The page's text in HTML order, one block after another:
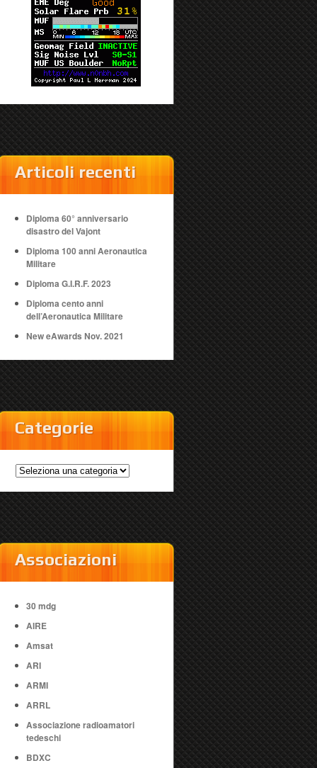
Articoli recenti
Diploma 60° anniversario
disastro del Vajont
Diploma 100 anni Aeronautica
Militare
Diploma G.I.R.F. 2023
Diploma cento anni
dell’Aeronautica Militare
New eAwards Nov. 2021
Categorie
Categorie
Associazioni
30 mdg
AIRE
Amsat
ARI
ARMI
ARRL
Associazione radioamatori
tedeschi
BDXC